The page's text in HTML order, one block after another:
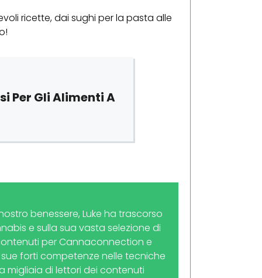
ricette, dai sughi per la pasta alle
Per Gli Alimenti A
benessere, Luke ha trascorso
e sulla sua vasta selezione di
per Cannaconnection e
forti competenze nelle tecniche
migliaia di lettori dei contenuti